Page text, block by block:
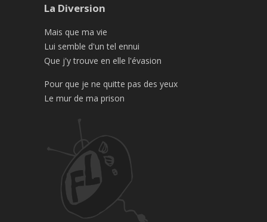
La Diversion
Mais que ma vie
Lui semble d'un tel ennui
Que j'y trouve en elle l'évasion
Pour que je ne quitte pas des yeux
Le mur de ma prison